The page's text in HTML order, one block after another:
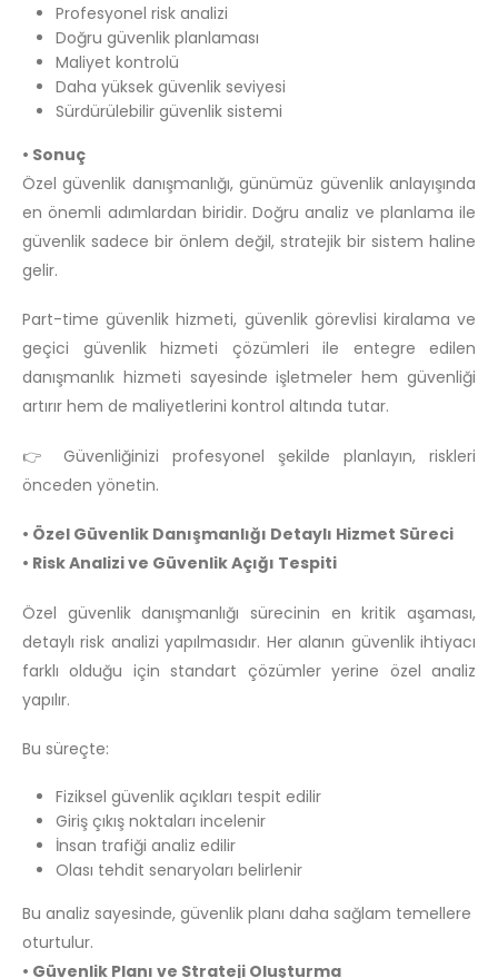
Profesyonel risk analizi
Doğru güvenlik planlaması
Maliyet kontrolü
Daha yüksek güvenlik seviyesi
Sürdürülebilir güvenlik sistemi
• Sonuç
Özel güvenlik danışmanlığı, günümüz güvenlik anlayışında
en önemli adımlardan biridir. Doğru analiz ve planlama ile
güvenlik sadece bir önlem değil, stratejik bir sistem haline
gelir.
Part-time güvenlik hizmeti, güvenlik görevlisi kiralama ve
geçici güvenlik hizmeti çözümleri ile entegre edilen
danışmanlık hizmeti sayesinde işletmeler hem güvenliği
artırır hem de maliyetlerini kontrol altında tutar.
👉 Güvenliğinizi profesyonel şekilde planlayın, riskleri
önceden yönetin.
• Özel Güvenlik Danışmanlığı Detaylı Hizmet Süreci
• Risk Analizi ve Güvenlik Açığı Tespiti
Özel güvenlik danışmanlığı sürecinin en kritik aşaması,
detaylı risk analizi yapılmasıdır. Her alanın güvenlik ihtiyacı
farklı olduğu için standart çözümler yerine özel analiz
yapılır.
Bu süreçte:
Fiziksel güvenlik açıkları tespit edilir
Giriş çıkış noktaları incelenir
İnsan trafiği analiz edilir
Olası tehdit senaryoları belirlenir
Bu analiz sayesinde, güvenlik planı daha sağlam temellere
oturtulur.
• Güvenlik Planı ve Strateji Oluşturma